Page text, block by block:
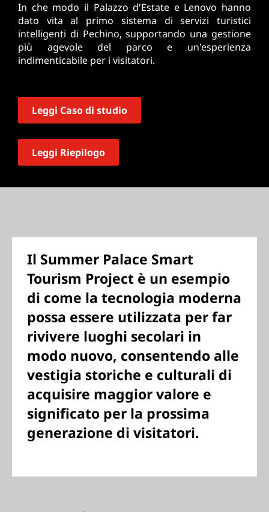
In che modo il Palazzo d'Estate e Lenovo hanno
dato vita al primo sistema di servizi turistici
intelligenti di Pechino, supportando una gestione
più agevole del parco e un'esperienza
indimenticabile per i visitatori.
Leggi Caso di studio
Leggi Riepilogo
Il Summer Palace Smart
Tourism Project è un esempio
di come la tecnologia moderna
possa essere utilizzata per far
rivivere luoghi secolari in
modo nuovo, consentendo alle
vestigia storiche e culturali di
acquisire maggior valore e
significato per la prossima
generazione di visitatori.